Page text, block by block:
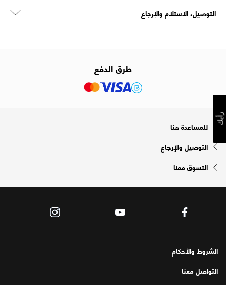
التوصيل، الاستلام والإرجاع
طرق الدفع
للمساعدة هنا
التوصيل والإرجاع
التسوق معنا
الشروط والأحكام
التواصل معنا
رأيك